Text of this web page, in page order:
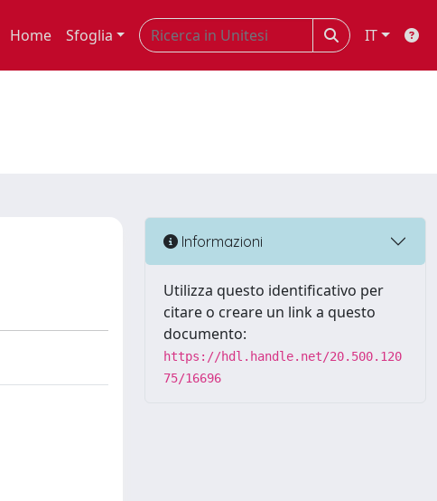
Home Sfoglia IT
Informazioni
Utilizza questo identificativo per
citare o creare un link a questo
documento:
https://hdl.handle.net/20.500.120
75/16696